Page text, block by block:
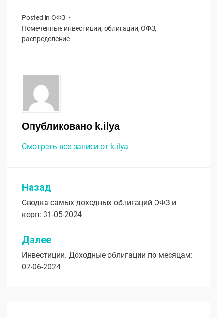
Posted in ОФЗ
Помеченные инвестиции, облигации, ОФЗ,
распределение
Опубликовано k.ilya
Смотреть все записи от k.ilya
Навигация
по
записям
Назад
Сводка самых доходных облигаций ОФЗ и
корп: 31-05-2024
Далее
Инвестиции. Доходные облигации по месяцам:
07-06-2024